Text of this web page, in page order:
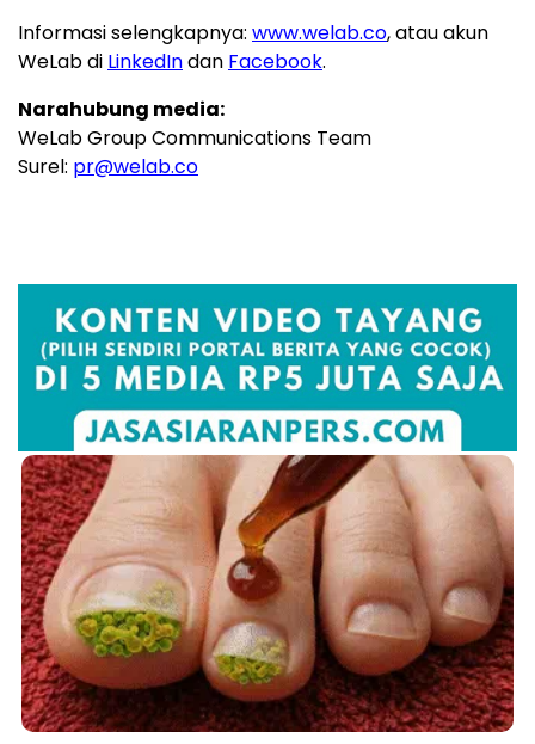
Informasi selengkapnya: www.welab.co, atau akun
WeLab di LinkedIndan Facebook.
Narahubung media:
WeLab Group Communications Team
Surel: pr@welab.co